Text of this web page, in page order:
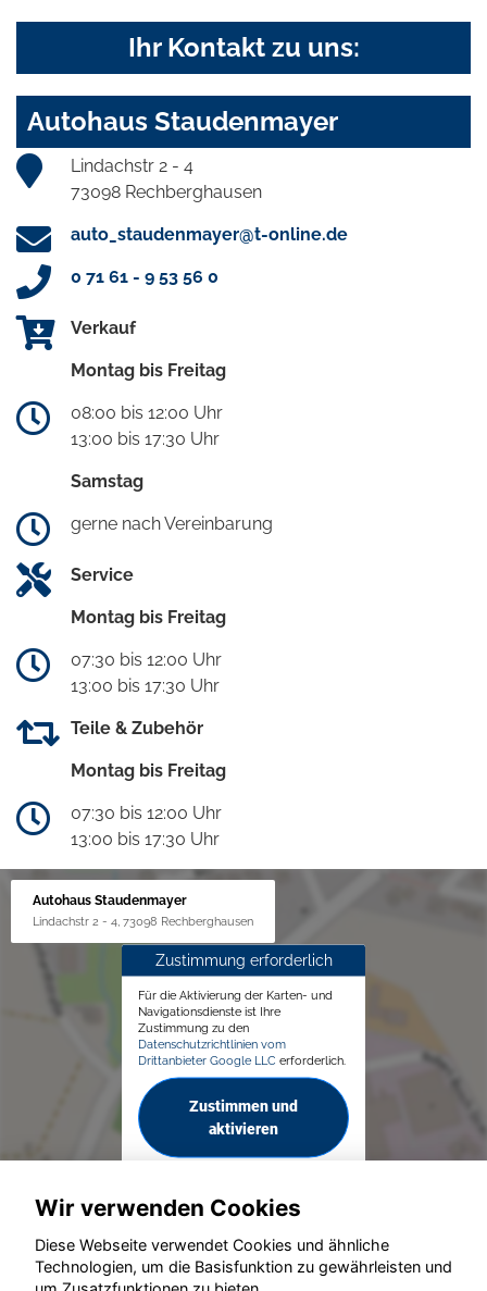
Ihr Kontakt zu uns:
Autohaus Staudenmayer
Lindachstr 2 - 4
73098 Rechberghausen
auto_staudenmayer@t-online.de
0 71 61 - 9 53 56 0
Verkauf
Montag bis Freitag
08:00 bis 12:00 Uhr
13:00 bis 17:30 Uhr
Samstag
gerne nach Vereinbarung
Service
Montag bis Freitag
07:30 bis 12:00 Uhr
13:00 bis 17:30 Uhr
Teile & Zubehör
Montag bis Freitag
07:30 bis 12:00 Uhr
13:00 bis 17:30 Uhr
Autohaus Staudenmayer
Lindachstr 2 - 4, 73098 Rechberghausen
Zustimmung erforderlich
Für die Aktivierung der Karten- und
Navigationsdienste ist Ihre
Zustimmung zu den
Datenschutzrichtlinien vom
Drittanbieter Google LLC erforderlich.
Zustimmen und
aktivieren
Wir verwenden Cookies
Diese Webseite verwendet Cookies und ähnliche
Technologien, um die Basisfunktion zu gewährleisten und